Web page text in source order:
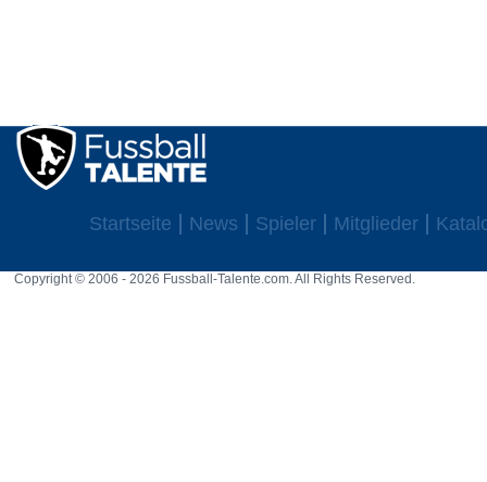
Startseite News Spieler Mitglieder
Copyright © 2006 - 2026 Fussball-Talente.com. All Rights Reserved.